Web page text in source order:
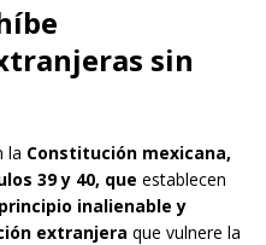
sin
la Constitución mexicana,
39 y 40, que establecen
inalienable y
extranjera que vulnere la